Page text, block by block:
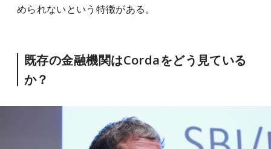
められないという特徴がある。
既存の金融機関はCordaをどう見ている
か？